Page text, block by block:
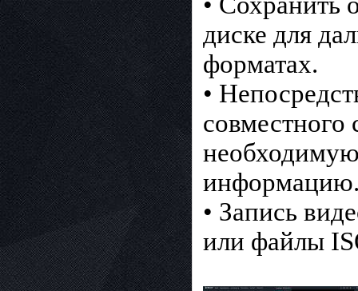
диске для
форматах.
•
• Запись
или файлы